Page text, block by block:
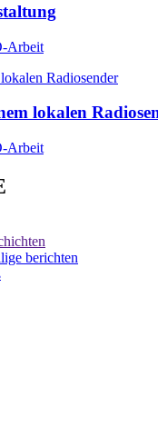
Arbeit
lokalen
Arbeit
berichten